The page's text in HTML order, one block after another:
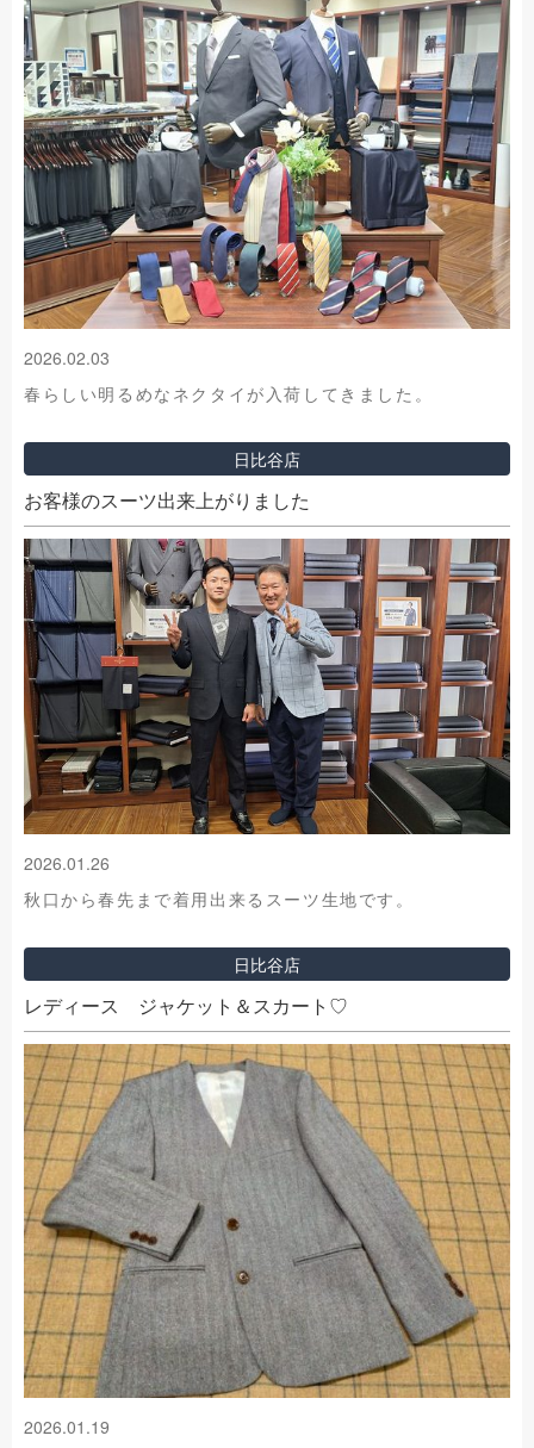
2026.02.03
春らしい明るめなネクタイが入荷してきました。
日比谷店
お客様のスーツ出来上がりました
2026.01.26
秋口から春先まで着用出来るスーツ生地です。
日比谷店
レディース ジャケット＆スカート♡
2026.01.19